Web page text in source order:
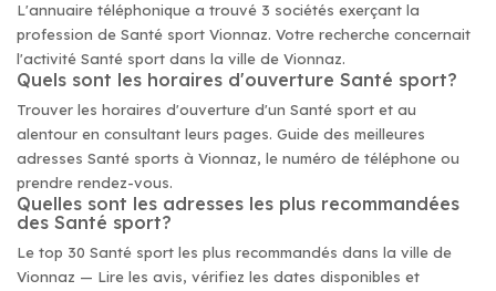
L'annuaire téléphonique a trouvé 3 sociétés exerçant la
profession de Santé sport Vionnaz. Votre recherche concernait
l'activité Santé sport dans la ville de Vionnaz.
Quels sont les horaires d'ouverture Santé sport?
Trouver les horaires d'ouverture d'un Santé sport et au
alentour en consultant leurs pages. Guide des meilleures
adresses Santé sports à Vionnaz, le numéro de téléphone ou
prendre rendez-vous.
Quelles sont les adresses les plus recommandées
des Santé sport?
Le top 30 Santé sport les plus recommandés dans la ville de
Vionnaz — Lire les avis, vérifiez les dates disponibles et